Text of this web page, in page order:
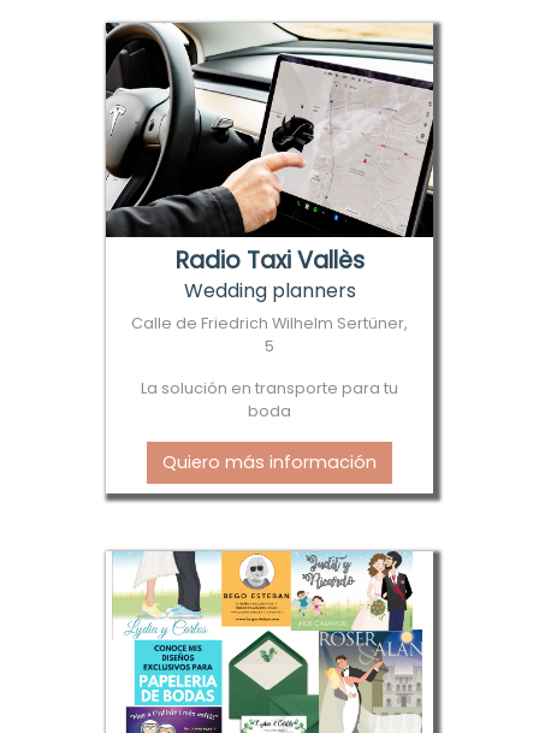
Radio Taxi Vallès
Wedding planners
Calle de Friedrich Wilhelm Sertüner,
5
La solución en transporte para tu
boda
Quiero más información